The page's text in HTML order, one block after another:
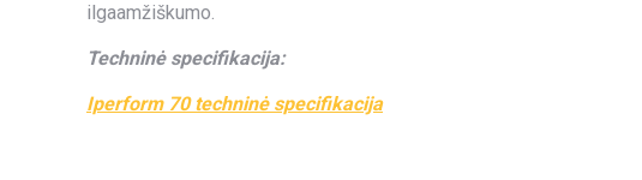
ilgaamžiškumo.
Techninė specifikacija:
Iperform 70 techninė specifikacija